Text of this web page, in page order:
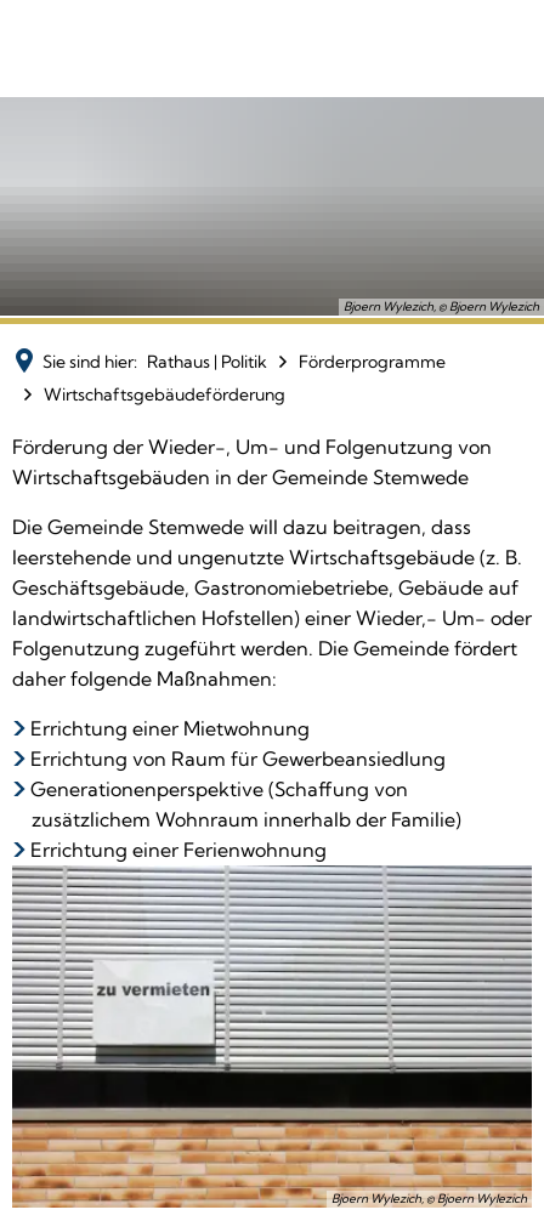
Bjoern Wylezich, © Bjoern Wylezich
Sie sind hier: Rathaus | Politik
Förderprogramme
Wirtschaftsgebäudeförderung
Wirtschaftsgebäudeförderung
Förderung der Wieder-, Um- und Folgenutzung von
Wirtschaftsgebäuden in der Gemeinde Stemwede
Die Gemeinde Stemwede will dazu beitragen, dass
leerstehende und ungenutzte Wirtschaftsgebäude (z. B.
Geschäftsgebäude, Gastronomiebetriebe, Gebäude auf
landwirtschaftlichen Hofstellen) einer Wieder,- Um- oder
Folgenutzung zugeführt werden. Die Gemeinde fördert
daher folgende Maßnahmen:
Errichtung einer Mietwohnung
Errichtung von Raum für Gewerbeansiedlung
Generationenperspektive (Schaffung von
zusätzlichem Wohnraum innerhalb der Familie)
Errichtung einer Ferienwohnung
Bjoern Wylezich, © Bjoern Wylezich